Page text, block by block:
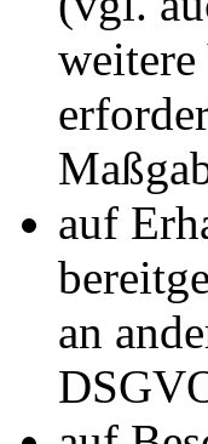
auf
an